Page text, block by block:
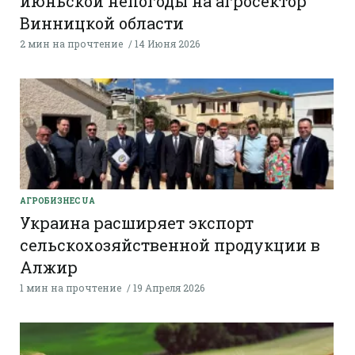
Винницкой области
2 мин на прочтение 14 Июня 2026
AГРОБИЗНЕС UA
Украина расширяет экспорт
сельскохозяйственной продукции в
Алжир
1 мин на прочтение 19 Апреля 2026